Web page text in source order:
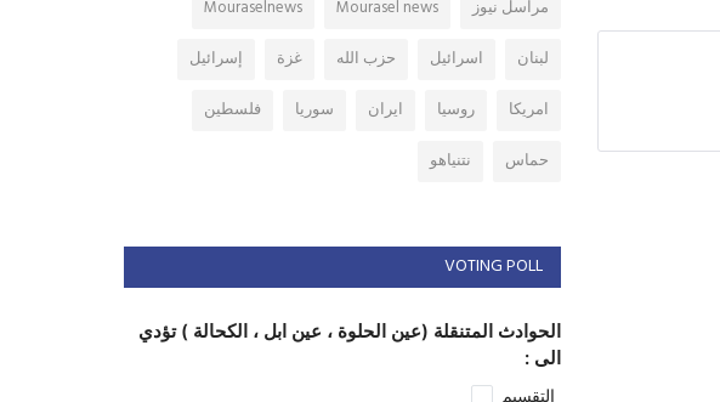
مراسل نيوز Mourasel news
Mouraselnews
لبنان
اسرائيل حزب الله غزة
إسرائيل
امريكا
روسيا ايران سوريا
فلسطين
حماس
نتنياهو
VOTING POLL
الحوادث المتنقلة (عين الحلوة ، عين ابل ، الكحالة ) تؤدي
الى :